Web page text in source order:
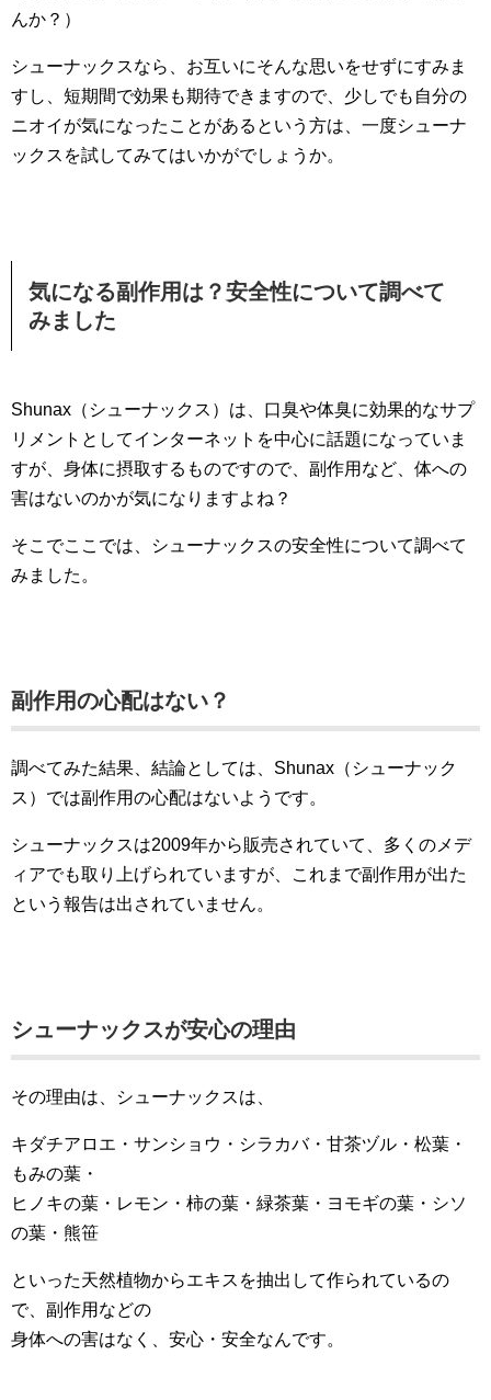
んか？）
シューナックスなら、お互いにそんな思いをせずにすみま
すし、短期間で効果も期待できますので、少しでも自分の
ニオイが気になったことがあるという方は、一度シューナ
ックスを試してみてはいかがでしょうか。
気になる副作用は？安全性について調べて
みました
Shunax（シューナックス）は、口臭や体臭に効果的なサプ
リメントとしてインターネットを中心に話題になっていま
すが、身体に摂取するものですので、副作用など、体への
害はないのかが気になりますよね？
そこでここでは、シューナックスの安全性について調べて
みました。
副作用の心配はない？
調べてみた結果、結論としては、Shunax（シューナック
ス）では副作用の心配はないようです。
シューナックスは2009年から販売されていて、多くのメデ
ィアでも取り上げられていますが、これまで副作用が出た
という報告は出されていません。
シューナックスが安心の理由
その理由は、シューナックスは、
キダチアロエ・サンショウ・シラカバ・甘茶ヅル・松葉・
もみの葉・
ヒノキの葉・レモン・柿の葉・緑茶葉・ヨモギの葉・シソ
の葉・熊笹
といった天然植物からエキスを抽出して作られているの
で、副作用などの
身体への害はなく、安心・安全なんです。